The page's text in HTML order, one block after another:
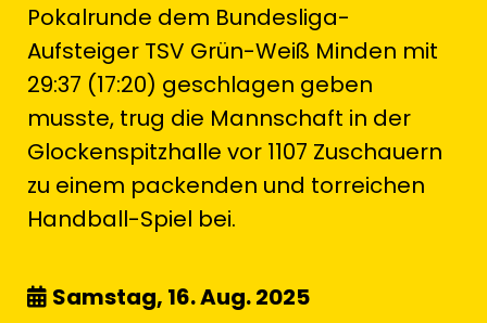
Pokalrunde dem Bundesliga-
Aufsteiger TSV Grün-Weiß Minden mit
29:37 (17:20) geschlagen geben
musste, trug die Mannschaft in der
Glockenspitzhalle vor 1107 Zuschauern
zu einem packenden und torreichen
Handball-Spiel bei.
Samstag, 16. Aug. 2025